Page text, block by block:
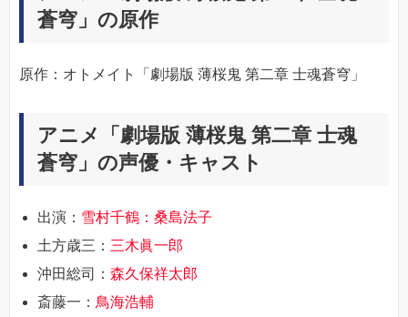
蒼穹」の原作
原作：オトメイト「劇場版 薄桜鬼 第二章 士魂蒼穹」
アニメ「劇場版 薄桜鬼 第二章 士魂
蒼穹」の声優・キャスト
出演： 雪村千鶴：桑島法子
土方歳三： 三木眞一郎
沖田総司： 森久保祥太郎
斎藤一： 鳥海浩輔